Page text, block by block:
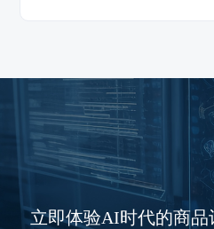
立即体验AI时代的商品